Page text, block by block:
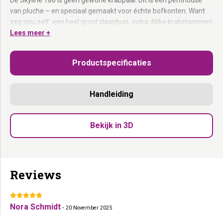
van pluche – en speciaal gemaakt voor échte bofkonten. Want
zeg nou zelf: een heel groot slaaphuis, extra dikke krabstammen
en een supergrote loungemand helemaal bovenin? Wauw! En
gekregen? Dan kan hij met een gerust hart neerploffen in een
van de maar liefst vier heerlijk zachte hangmatten. Dat is nog
eens een super-de-luxe kattenleven! Deze kattentoren is ideaal
de stevige sisalstammen zijn bestand tegen de scherpste
Kleuren – Off White en Pepper
Geschikt voor grote en zware katten door de stabiele
Lees meer +
Productspecificaties
Handleiding
Bekijk in 3D
Reviews
Nora Schmidt - 20 November 2025